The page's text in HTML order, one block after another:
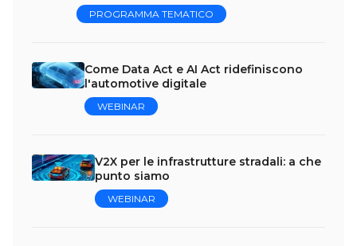
PROGRAMMA TEMATICO
Come Data Act e AI Act ridefiniscono
l'automotive digitale
WEBINAR
V2X per le infrastrutture stradali: a che
punto siamo
WEBINAR